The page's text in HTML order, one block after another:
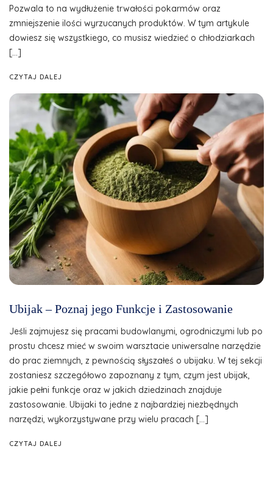
Pozwala to na wydłużenie trwałości pokarmów oraz
zmniejszenie ilości wyrzucanych produktów. W tym artykule
dowiesz się wszystkiego, co musisz wiedzieć o chłodziarkach
[…]
CZYTAJ DALEJ
Ubijak – Poznaj jego Funkcje i Zastosowanie
Jeśli zajmujesz się pracami budowlanymi, ogrodniczymi lub po
prostu chcesz mieć w swoim warsztacie uniwersalne narzędzie
do prac ziemnych, z pewnością słyszałeś o ubijaku. W tej sekcji
zostaniesz szczegółowo zapoznany z tym, czym jest ubijak,
jakie pełni funkcje oraz w jakich dziedzinach znajduje
zastosowanie. Ubijaki to jedne z najbardziej niezbędnych
narzędzi, wykorzystywane przy wielu pracach […]
CZYTAJ DALEJ